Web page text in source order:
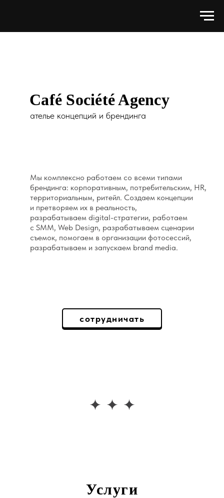
Мы комплексно работаем со всеми типами
брендинга: корпоративным, потребительским, HR,
территориальным, ритейл. Создаем концепции
и претворяем их в реальность,
разрабатываем digital-стратегии, работаем
с SMM, Web Design, разрабатываем сценарии
съемок, помогаем в организации фотосессий,
разрабатываем и запускаем brand media.
сотрудничать
ателье концепций и брендинга
Café Société Agency
Услуги